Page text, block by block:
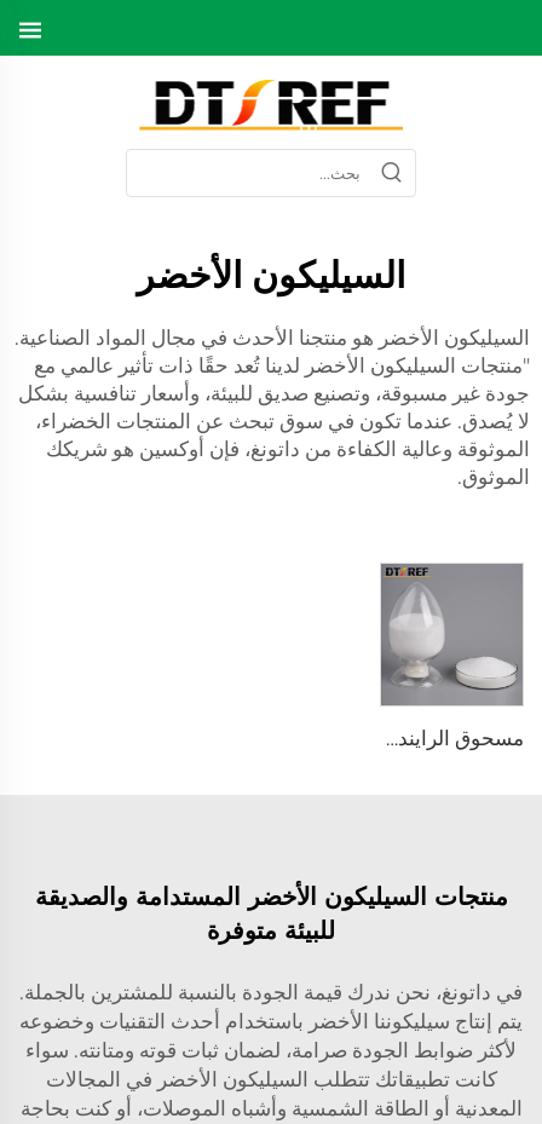
السيليكون الأخضر
السيليكون الأخضر هو منتجنا الأحدث في مجال المواد الصناعية.
"منتجات السيليكون الأخضر لدينا تُعد حقًا ذات تأثير عالمي مع
جودة غير مسبوقة، وتصنيع صديق للبيئة، وأسعار تنافسية بشكل
لا يُصدق. عندما تكون في سوق تبحث عن المنتجات الخضراء،
الموثوقة وعالية الكفاءة من داتونغ، فإن أوكسين هو شريكك
الموثوق.
مسحوق الرايندوم الأبيض
منتجات السيليكون الأخضر المستدامة والصديقة
للبيئة متوفرة
في داتونغ، نحن ندرك قيمة الجودة بالنسبة للمشترين بالجملة.
يتم إنتاج سيليكوننا الأخضر باستخدام أحدث التقنيات وخضوعه
لأكثر ضوابط الجودة صرامة، لضمان ثبات قوته ومتانته. سواء
كانت تطبيقاتك تتطلب السيليكون الأخضر في المجالات
المعدنية أو الطاقة الشمسية وأشباه الموصلات، أو كنت بحاجة